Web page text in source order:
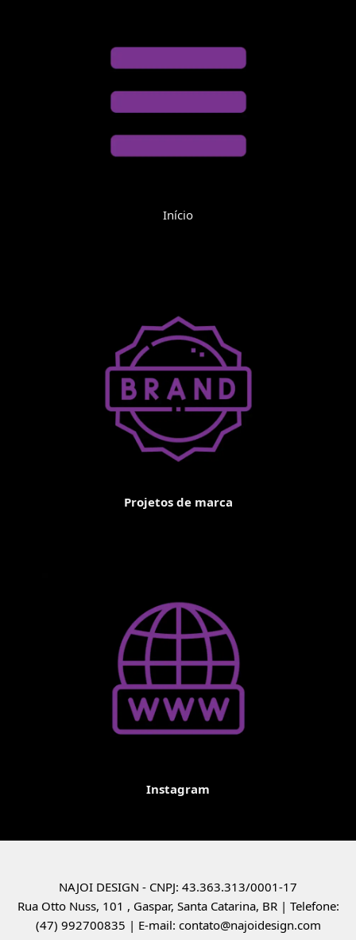
Início
Projetos de marca
Instagram
NAJOI DESIGN - CNPJ: 43.363.313/0001-17
Rua Otto Nuss, 101 , Gaspar, Santa Catarina, BR | Telefone:
(47) 992700835 | E-mail: contato@najoidesign.com